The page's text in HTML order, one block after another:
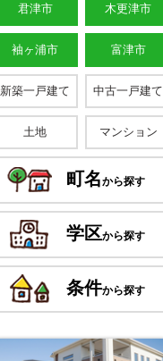
君津市 木更津市
袖ヶ浦市 富津市
新築一戸建て 中古一戸建て
土地 マンション
町名から探す
学区から探す
条件から探す